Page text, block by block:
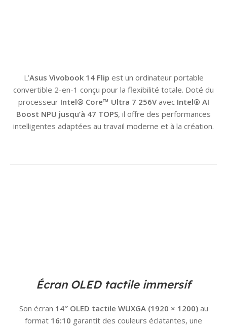
L’Asus Vivobook 14 Flip est un ordinateur portable
convertible 2-en-1 conçu pour la flexibilité totale. Doté du
processeur Intel® Core™ Ultra 7 256Vavec Intel® AI
Boost NPU jusqu’à 47 TOPS, il offre des performances
intelligentes adaptées au travail moderne et à la création.
Écran OLED tactile immersif
Son écran 14″ OLED tactile WUXGA (1920 × 1200)au
format 16:10 garantit des couleurs éclatantes, une